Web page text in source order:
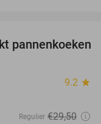
30%
pannenkoeken
9.2 star
Regulier €29,50